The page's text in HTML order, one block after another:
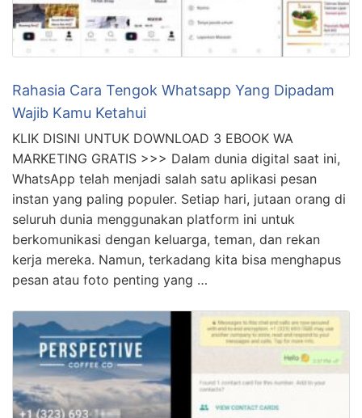
Rahasia Cara Tengok Whatsapp Yang Dipadam
Wajib Kamu Ketahui
KLIK DISINI UNTUK DOWNLOAD 3 EBOOK WA
MARKETING GRATIS >>> Dalam dunia digital saat ini,
WhatsApp telah menjadi salah satu aplikasi pesan
instan yang paling populer. Setiap hari, jutaan orang di
seluruh dunia menggunakan platform ini untuk
berkomunikasi dengan keluarga, teman, dan rekan
kerja mereka. Namun, terkadang kita bisa menghapus
pesan atau foto penting yang …